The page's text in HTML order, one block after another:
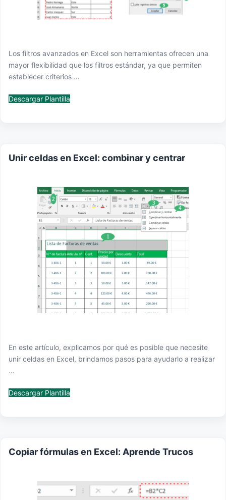
Los filtros avanzados en Excel son herramientas ofrecen una
mayor flexibilidad que los filtros estándar, ya que permiten
establecer criterios …
Descargar Plantilla
Unir celdas en Excel: combinar y centrar
En este artículo, explicamos por qué es posible que necesite
unir celdas en Excel, brindamos pasos para ayudarlo a realizar
…
Descargar Plantilla
Copiar fórmulas en Excel: Aprende Trucos